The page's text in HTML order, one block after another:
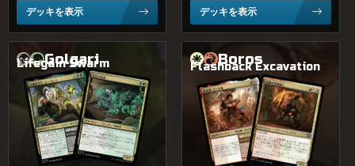
4色 0.2%
Jund 0.2%
4色 0.2%
デッキを表示
デッキを表示
Golgari
Lifegain Swarm
交(こう)換(かん)留(りゅう)学(がく)生(せい)、ルーウェン
先(せん)生(せい)の害(がい)獣(じゅう)
Boros
Flashback Excavation
歴(れき)史(し)通(つう)、キーロル
熟(じゅく)練(れん)の巻(ま